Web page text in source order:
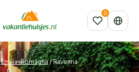
Emilia-Romagna/Ravenna